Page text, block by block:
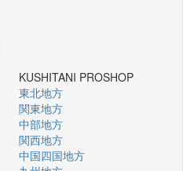
KUSHITANI PROSHOP
東北地方
関東地方
中部地方
関西地方
中国四国地方